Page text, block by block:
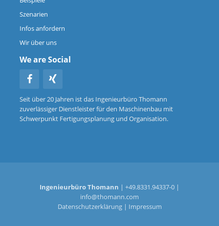
Szenarien
Infos anfordern
Wir über uns
We are Social
Seit über 20 Jahren ist das Ingenieurbüro Thomann
zuverlässiger Dienstleister für den Maschinenbau mit
Schwerpunkt Fertigungsplanung und Organisation.
Ingenieurbüro Thomann | +49.8331.94337-0 |
info@thomann.com
Datenschutzerklärung| Impressum